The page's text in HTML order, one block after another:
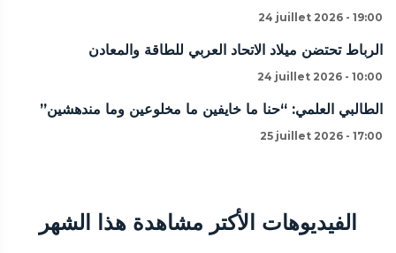
24 juillet 2026 - 19:00
الرباط تحتضن ميلاد الاتحاد العربي للطاقة والمعادن
24 juillet 2026 - 10:00
الطالبي العلمي: “حنا ما خايفين ما مخلوعين وما مندهشين”
25 juillet 2026 - 17:00
الفيديوهات الأكتر مشاهدة هذا الشهر